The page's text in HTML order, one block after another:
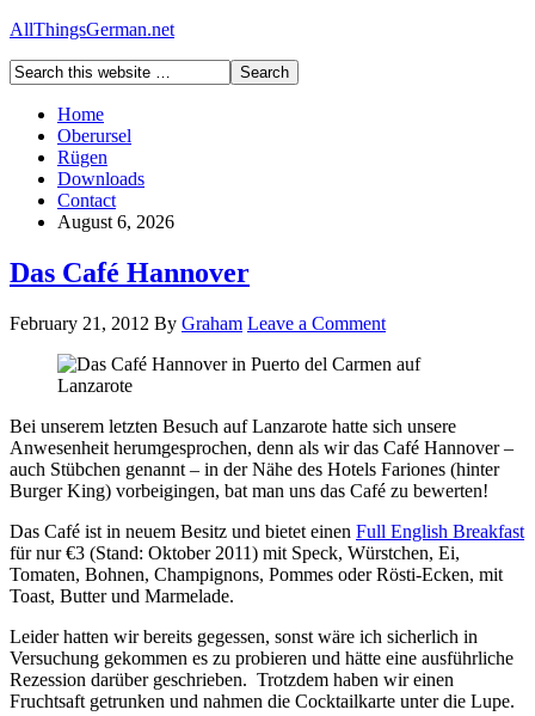
AllThingsGerman.net
Home
Oberursel
Rügen
Downloads
Contact
August 6, 2026
Das Café Hannover
February 21, 2012 By Graham Leave a Comment
Bei unserem letzten Besuch auf Lanzarote hatte sich unsere
Anwesenheit herumgesprochen, denn als wir das Café Hannover –
auch Stübchen genannt – in der Nähe des Hotels Fariones (hinter
Burger King) vorbeigingen, bat man uns das Café zu bewerten!
Das Café ist in neuem Besitz und bietet einen Full English Breakfast
für nur €3 (Stand: Oktober 2011) mit Speck, Würstchen, Ei,
Tomaten, Bohnen, Champignons, Pommes oder Rösti-Ecken, mit
Toast, Butter und Marmelade.
Leider hatten wir bereits gegessen, sonst wäre ich sicherlich in
Versuchung gekommen es zu probieren und hätte eine ausführliche
Rezession darüber geschrieben. Trotzdem haben wir einen
Fruchtsaft getrunken und nahmen die Cocktailkarte unter die Lupe.